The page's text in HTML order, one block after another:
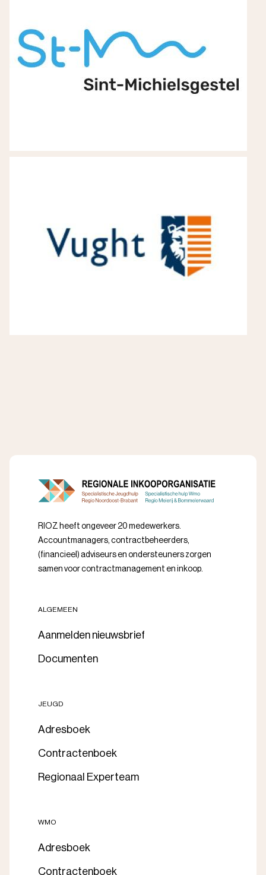
RIOZ heeft ongeveer 20 medewerkers.
Accountmanagers, contractbeheerders,
(financieel) adviseurs en ondersteuners zorgen
samen voor contractmanagement en inkoop.
ALGEMEEN
Aanmelden nieuwsbrief
Documenten
JEUGD
Adresboek
Contractenboek
Regionaal Experteam
WMO
Adresboek
Contractenboek